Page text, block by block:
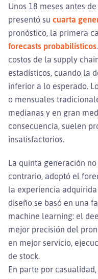
Unos 18 meses antes
presentó su cuarta
pronóstico, la primera
forecasts probabilísticos
costos de la supply
estadísticos, cuando la
inferior a lo esperado.
o mensuales
medianas y en gran
consecuencia, suelen
insatisfactorios.
La quinta generación
contrario, adoptó el
la experiencia
diseño se basó en una
machine learning: el
mejor precisión del
en mejor servicio,
de stock.
En parte por